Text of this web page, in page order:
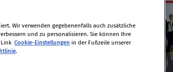
Wir verwenden gegebenenfalls auch zusätzliche
und zu personalisieren. Sie können Ihre
Cookie-Einstellungen in der Fußzeile unserer
.